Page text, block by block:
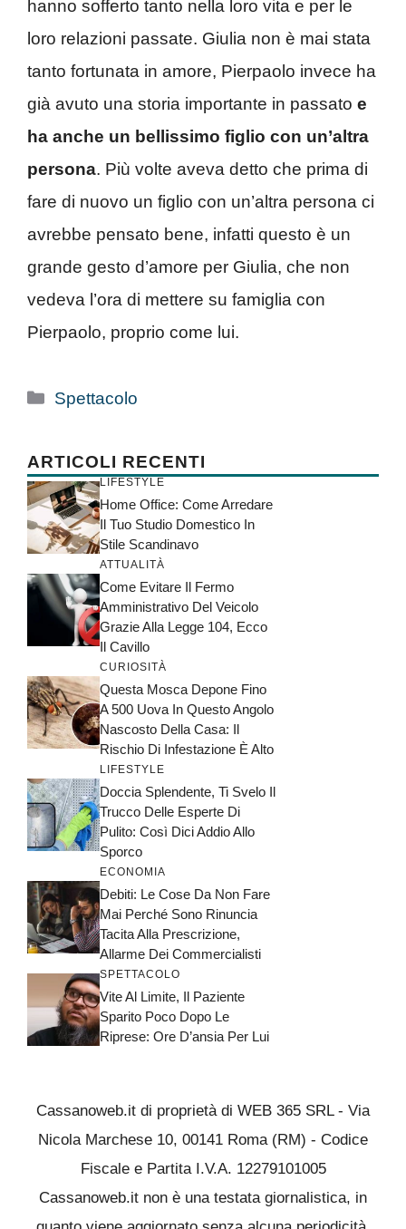
hanno sofferto tanto nella loro vita e per le
loro relazioni passate. Giulia non è mai stata
tanto fortunata in amore, Pierpaolo invece ha
già avuto una storia importante in passato e
ha anche un bellissimo figlio con un’altra
persona. Più volte aveva detto che prima di
fare di nuovo un figlio con un’altra persona ci
avrebbe pensato bene, infatti questo è un
grande gesto d’amore per Giulia, che non
vedeva l’ora di mettere su famiglia con
Pierpaolo, proprio come lui.
Categorie
Spettacolo
ARTICOLI RECENTI
LIFESTYLE
Home Office: Come Arredare
Il Tuo Studio Domestico In
Stile Scandinavo
ATTUALITÀ
Come Evitare Il Fermo
Amministrativo Del Veicolo
Grazie Alla Legge 104, Ecco
Il Cavillo
CURIOSITÀ
Questa Mosca Depone Fino
A 500 Uova In Questo Angolo
Nascosto Della Casa: Il
Rischio Di Infestazione È Alto
LIFESTYLE
Doccia Splendente, Ti Svelo Il
Trucco Delle Esperte Di
Pulito: Così Dici Addio Allo
Sporco
ECONOMIA
Debiti: Le Cose Da Non Fare
Mai Perché Sono Rinuncia
Tacita Alla Prescrizione,
Allarme Dei Commercialisti
SPETTACOLO
Vite Al Limite, Il Paziente
Sparito Poco Dopo Le
Riprese: Ore D’ansia Per Lui
Cassanoweb.it di proprietà di WEB 365 SRL - Via
Nicola Marchese 10, 00141 Roma (RM) - Codice
Fiscale e Partita I.V.A. 12279101005
Cassanoweb.it non è una testata giornalistica, in